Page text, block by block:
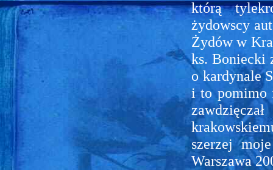
którą
żydowscy
Żydów w
ks. Boniecki
o kardynale
i to pomimo
szerzej
Warszawa